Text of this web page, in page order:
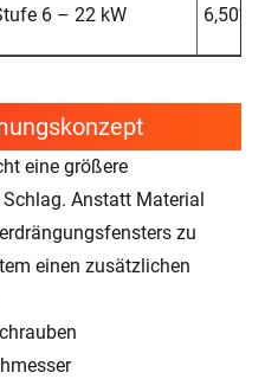
6 – 22 kW
eine größere
Anstatt Material
zu
einen zusätzlichen